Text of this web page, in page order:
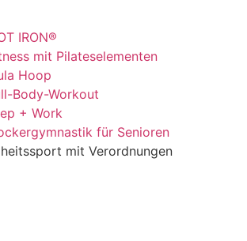
IRON®
mit Pilateselementen
Hoop
Body-Workout
+ Work
für Senioren
mit Verordnungen